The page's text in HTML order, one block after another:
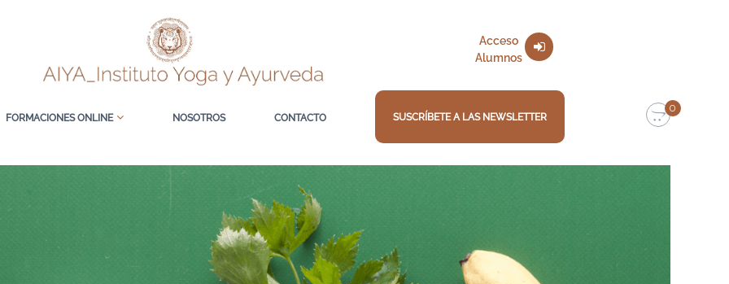
Acceso
Alumnos
FORMACIONES ONLINE NOSOTROS CONTACTO SUSCRÍBETE A LAS NEWSLETTER
0